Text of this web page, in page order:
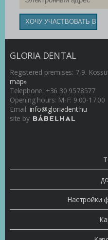
GLORIA DENTAL
Registered premises: 7-9.
map»
Telephone: +36 30 9578577
Opening hours: M-F: 9:00-17:00
Email: info@gloriadent.hu
site by
Настройки